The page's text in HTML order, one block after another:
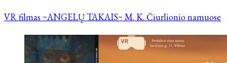
VR filmas ~ANGELŲ TAKAIS~ M. K. Čiurlionio namuose